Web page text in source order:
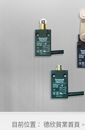
目前位置： 德欣貿業首頁 >